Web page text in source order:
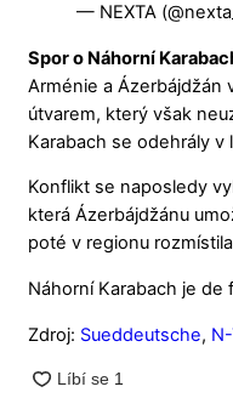
— NEXTA
Spor o Náhorní
Arménie a Ázerbájdžán
útvarem, který však
Karabach se odehrály v
Konflikt se naposledy
která Ázerbájdžánu
poté v regionu
Náhorní Karabach je
Zdroj: Sueddeutsche,